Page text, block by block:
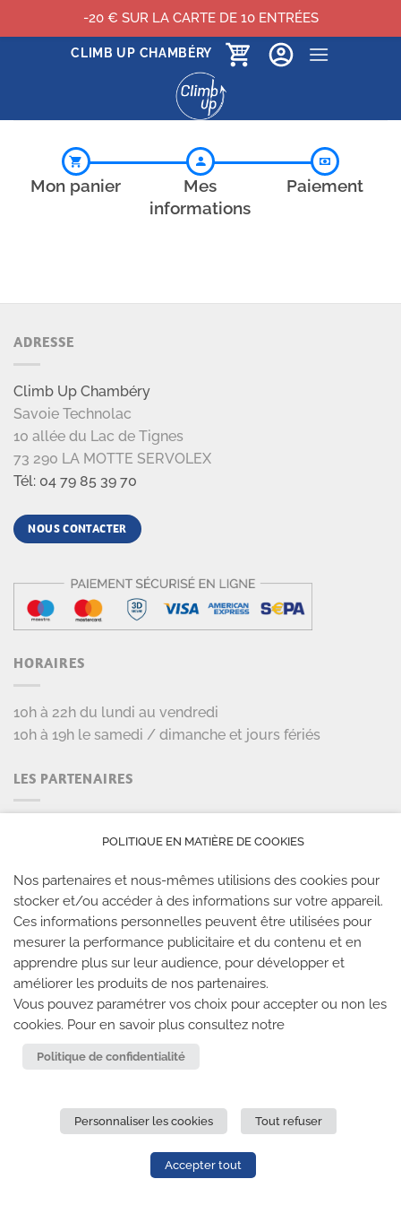
CLIMB UP CHAMBÉRY
ADRESSE
Climb Up Chambéry
Savoie Technolac
10 allée du Lac de Tignes
73 290 LA MOTTE SERVOLEX
Tél: 04 79 85 39 70
NOUS CONTACTER
HORAIRES
10h à 22h du lundi au vendredi
10h à 19h le samedi / dimanche et jours fériés
LES PARTENAIRES
LES SALLES CLIMB UP
Climb Up vous accueille dans ses salles, partout en
France
TROUVE TA SALLE
MENTIONS LÉGALES
CONFIDENTIALITÉ
DROITS RÉSERVÉS
-20 € SUR LA CARTE DE 10 ENTRÉES
POLITIQUE EN MATIÈRE DE COOKIES
Nos partenaires et nous-mêmes utilisions des cookies pour
stocker et/ou accéder à des informations sur votre appareil.
Ces informations personnelles peuvent être utilisées pour
mesurer la performance publicitaire et du contenu et en
apprendre plus sur leur audience, pour développer et
améliorer les produits de nos partenaires.
Vous pouvez paramétrer vos choix pour accepter ou non les
cookies. Pour en savoir plus consultez notre
Politique de confidentialité
Personnaliser les cookies Tout refuser
Accepter tout